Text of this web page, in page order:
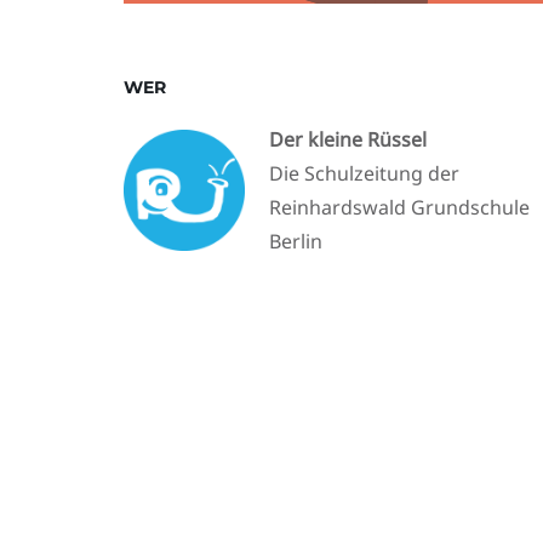
WER
Der kleine Rüssel
Die Schulzeitung der
Reinhardswald Grundschule
Berlin